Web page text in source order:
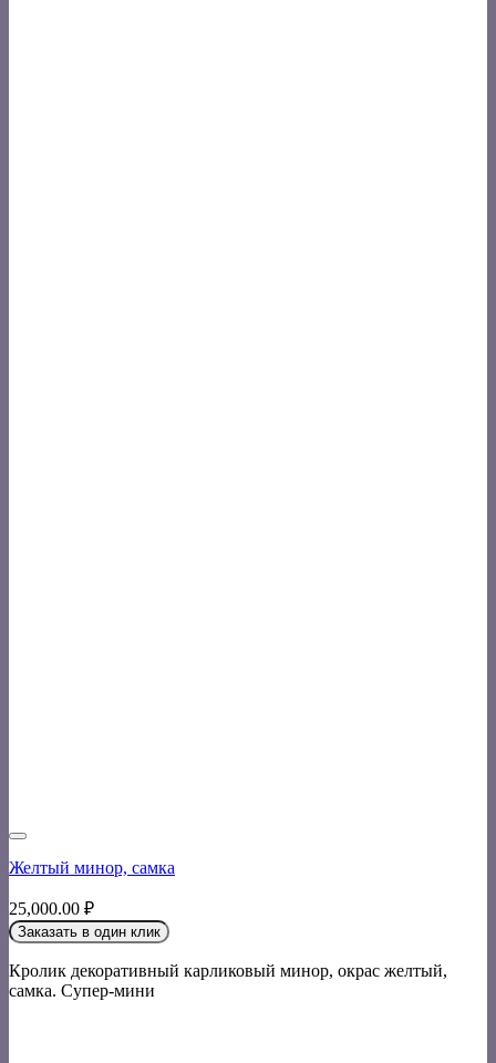
Желтый минор, самка
25,000.00 ₽
Заказать в один клик
Кролик декоративный карликовый минор, окрас желтый,
самка. Супер-мини